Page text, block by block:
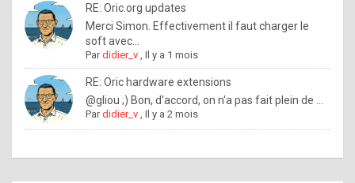
o
w
h
o
w
o
RE: Oric.org updates
Merci Simon. Effectivement il faut charger le
soft avec...
Pardidier_v ,Il y a 1 mois
RE: Oric hardware extensions
@gliou ;) Bon, d'accord, on n'a pas fait plein de ...
Pardidier_v ,Il y a 2 mois